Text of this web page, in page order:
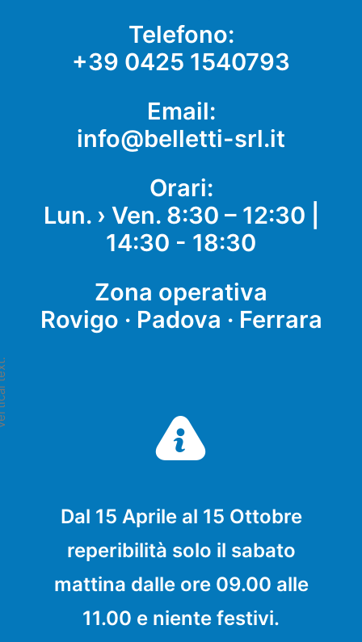
Telefono:
+39 0425 1540793
Email:
info@belletti-srl.it
Orari:
Lun. › Ven. 8:30 – 12:30 |
14:30 - 18:30
Zona operativa
Rovigo · Padova · Ferrara
Dal 15 Aprile al 15 Ottobre
reperibilità solo il sabato
mattina dalle ore 09.00 alle
11.00 e niente festivi.